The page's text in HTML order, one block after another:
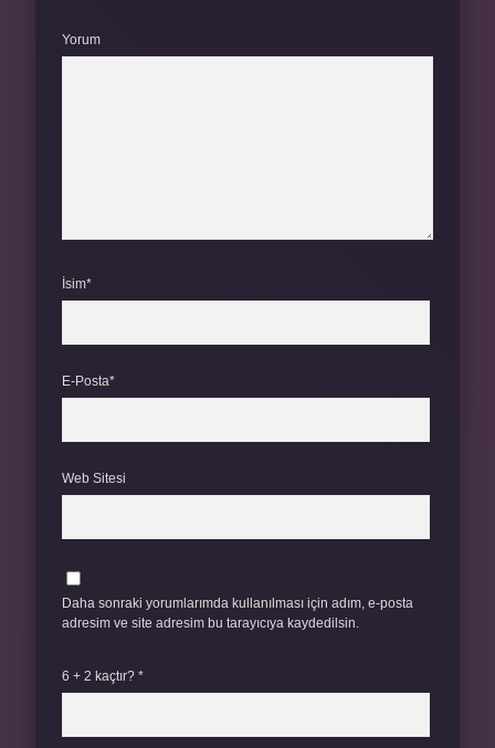
Yorum
İsim*
E-Posta*
Web Sitesi
Daha sonraki yorumlarımda kullanılması için adım, e-posta
adresim ve site adresim bu tarayıcıya kaydedilsin.
6 + 2 kaçtır? *